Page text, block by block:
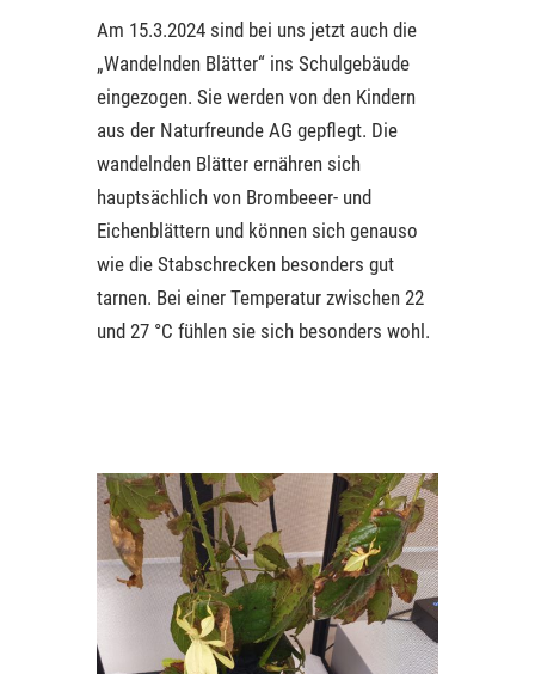
Am 15.3.2024 sind bei uns jetzt auch die
„Wandelnden Blätter“ ins Schulgebäude
eingezogen. Sie werden von den Kindern
aus der Naturfreunde AG gepflegt. Die
wandelnden Blätter ernähren sich
hauptsächlich von Brombeeer- und
Eichenblättern und können sich genauso
wie die Stabschrecken besonders gut
tarnen. Bei einer Temperatur zwischen 22
und 27 °C fühlen sie sich besonders wohl.